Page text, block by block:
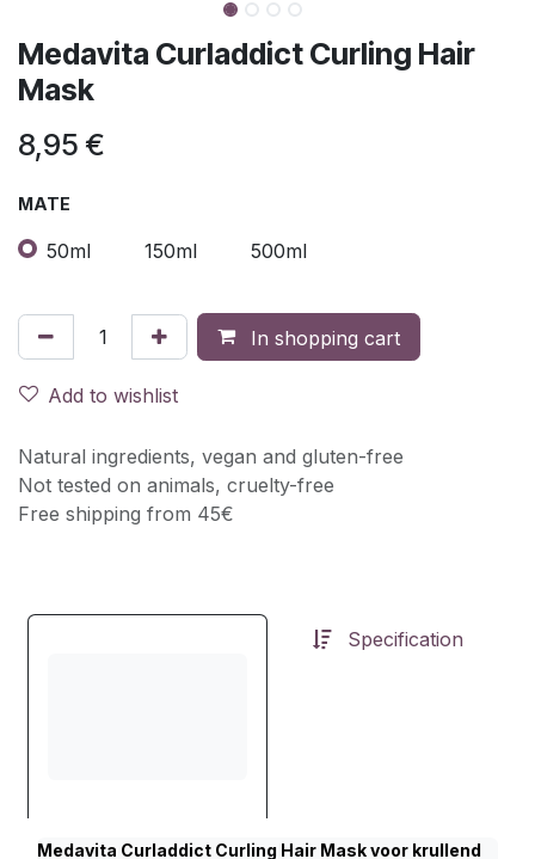
Medavita Curladdict Curling Hair
Mask
8,95 €
MATE
50ml 150ml 500ml
In shopping cart
Add to wishlist
Natural ingredients, vegan and gluten-free
Not tested on animals, cruelty-free
Free shipping from 45€
Specification
Medavita Curladdict Curling Hair Mask voor krullend